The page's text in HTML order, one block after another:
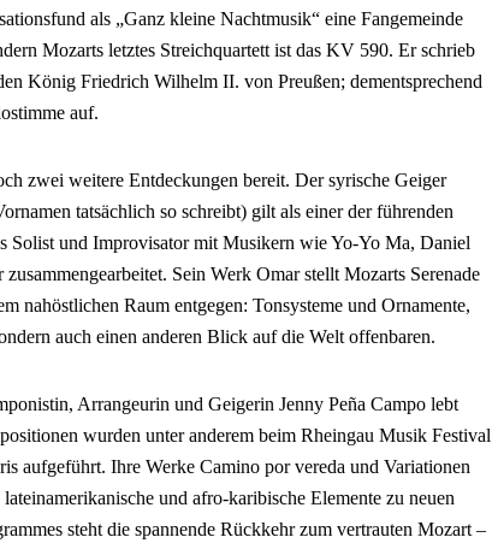
als „Ganz kleine Nachtmusik“ eine Fangemeinde
Mozarts letztes Streichquartett ist das KV 590. Er schrieb
König Friedrich Wilhelm II. von Preußen; dementsprechend
auf.
zwei weitere Entdeckungen bereit. Der syrische Geiger
tatsächlich so schreibt) gilt als einer der führenden
Solist und Improvisator mit Musikern wie Yo-Yo Ma, Daniel
Sein Werk Omar stellt Mozarts Serenade
nahöstlichen Raum entgegen: Tonsysteme und Ornamente,
auch einen anderen Blick auf die Welt offenbaren.
Arrangeurin und Geigerin Jenny Peña Campo lebt
wurden unter anderem beim Rheingau Musik Festival
aufgeführt. Ihre Werke Camino por vereda und Variationen
und afro-karibische Elemente zu neuen
steht die spannende Rückkehr zum vertrauten Mozart –